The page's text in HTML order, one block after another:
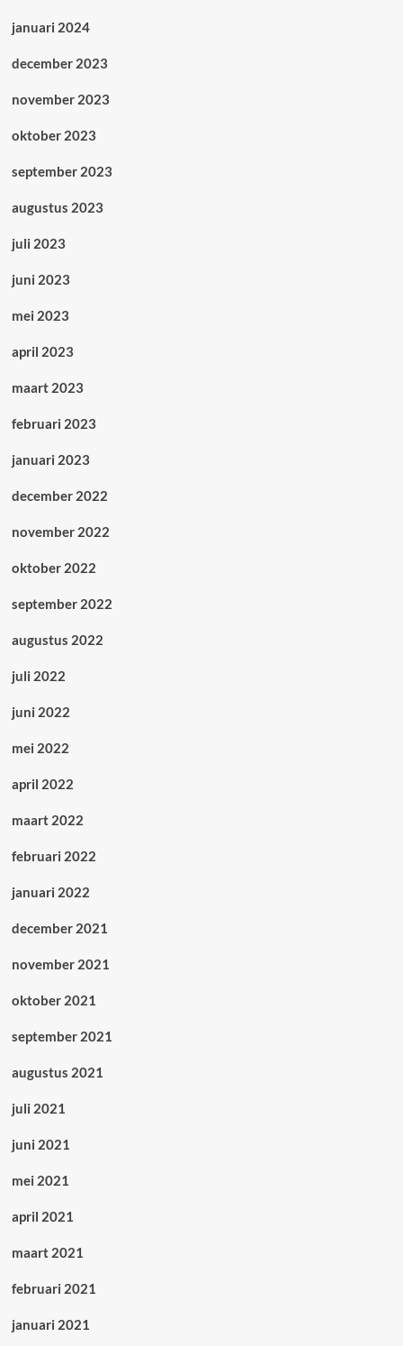
januari 2024
december 2023
november 2023
oktober 2023
september 2023
augustus 2023
juli 2023
juni 2023
mei 2023
april 2023
maart 2023
februari 2023
januari 2023
december 2022
november 2022
oktober 2022
september 2022
augustus 2022
juli 2022
juni 2022
mei 2022
april 2022
maart 2022
februari 2022
januari 2022
december 2021
november 2021
oktober 2021
september 2021
augustus 2021
juli 2021
juni 2021
mei 2021
april 2021
maart 2021
februari 2021
januari 2021